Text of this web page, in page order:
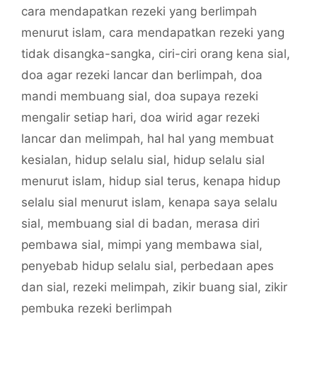
cara mendapatkan rezeki yang berlimpah
menurut islam, cara mendapatkan rezeki yang
tidak disangka-sangka, ciri-ciri orang kena sial,
doa agar rezeki lancar dan berlimpah, doa
mandi membuang sial, doa supaya rezeki
mengalir setiap hari, doa wirid agar rezeki
lancar dan melimpah, hal hal yang membuat
kesialan, hidup selalu sial, hidup selalu sial
menurut islam, hidup sial terus, kenapa hidup
selalu sial menurut islam, kenapa saya selalu
sial, membuang sial di badan, merasa diri
pembawa sial, mimpi yang membawa sial,
penyebab hidup selalu sial, perbedaan apes
dan sial, rezeki melimpah, zikir buang sial, zikir
pembuka rezeki berlimpah